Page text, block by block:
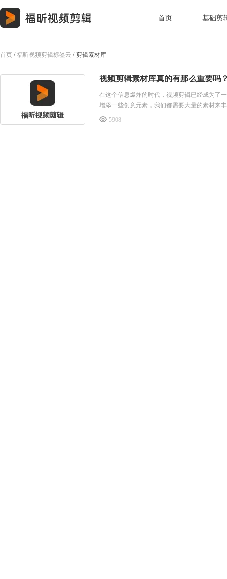
首页 基础剪
首页 /福昕视频剪辑标签云 / 剪辑素材库
视频剪辑素材库真的有那么重要吗
在这个信息爆炸的时代，视频剪辑已经成为了
增添一些创意元素，我们都需要大量的素材来
发展，各种素材库如雨后春笋般涌现，但其中
5908